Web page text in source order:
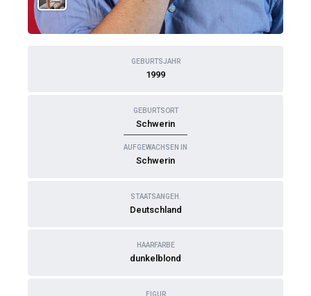
GEBURTSJAHR
1999
GEBURTSORT
Schwerin
AUFGEWACHSEN IN
Schwerin
STAATSANGEH.
Deutschland
HAARFARBE
dunkelblond
FIGUR